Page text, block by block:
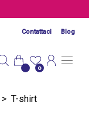
Contattaci Blog
0
> T-shirt